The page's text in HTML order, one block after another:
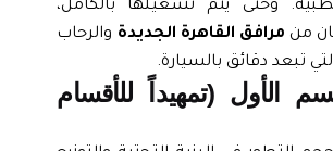
وحتى يتم تشغيلها بالكامل،
مرافق القاهرة الجديدةوالرحاب
دقائق بالسيارة.
الأول (تمهيداً للأقسام